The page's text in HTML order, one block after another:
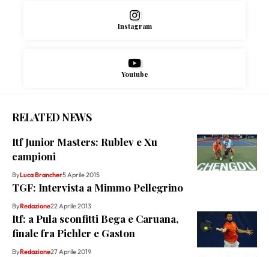
Instagram
Youtube
RELATED NEWS
Itf Junior Masters: Rublev e Xu
campioni
ByLuca Brancher5 Aprile 2015
TGF: Intervista a Mimmo Pellegrino
ByRedazione22 Aprile 2013
Itf: a Pula sconfitti Bega e Caruana,
finale fra Pichler e Gaston
ByRedazione27 Aprile 2019